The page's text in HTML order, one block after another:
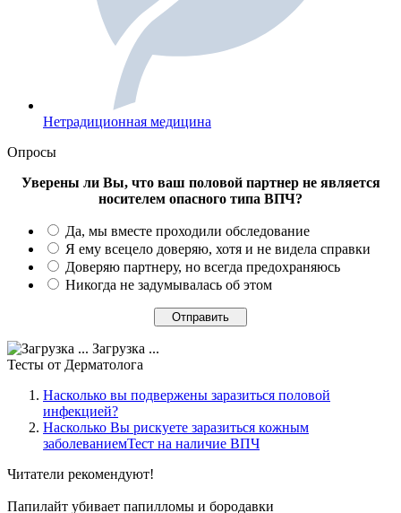
Нетрадиционная медицина
Опросы
Уверены ли Вы, что ваш половой партнер не является
носителем опасного типа ВПЧ?
Да, мы вместе проходили обследование
Я ему всецело доверяю, хотя и не видела справки
Доверяю партнеру, но всегда предохраняюсь
Никогда не задумывалась об этом
Загрузка ...
Тесты от Дерматолога
Насколько вы подвержены заразиться половой
инфекцией?
Насколько Вы рискуете заразиться кожным
заболеваниемТест на наличие ВПЧ
Читатели рекомендуют!
Папилайт убивает папилломы и бородавки